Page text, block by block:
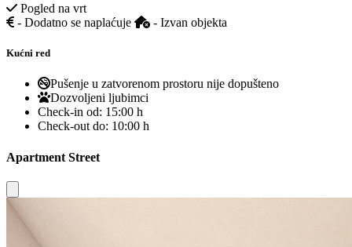
Pogled na vrt
- Dodatno se naplaćuje
- Izvan objekta
Kućni red
Pušenje u zatvorenom prostoru nije dopušteno
Dozvoljeni ljubimci
Check-in od: 15:00 h
Check-out do: 10:00 h
Apartment Street
Close modal